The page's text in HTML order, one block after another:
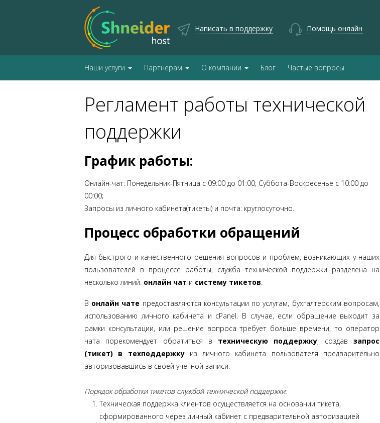
Написать в поддержку Помощь онлайн
Наши услуги Партнерам О компании Блог Частые вопросы
Регламент работы технической
поддержки
График работы:
Онлайн-чат: Понедельник-Пятница с 09:00 до 01:00; Суббота-Воскресенье с 10:00 до
00:00;
Запросы из личного кабинета(тикеты) и почта: круглосуточно.
Процесс обработки обращений
Для быстрого и качественного решения вопросов и проблем, возникающих у наших
пользователей в процессе работы, служба технической поддержки разделена на
несколько линий: онлайн чат и систему тикетов.
В онлайн чате предоставляются консультации по услугам, бухгалтерским вопросам,
использованию личного кабинета и cPanel. В случае, если обращение выходит за
рамки консультации, или решение вопроса требует больше времени, то оператор
чата порекомендует обратиться в техническую поддержку, создавзапрос
(тикет) в техподдержкуиз личного кабинета пользователя предварительно
авторизовавшись в своей учетной записи.
Порядок обработки тикетов службой технической поддержки:
Техническая поддержка клиентов осуществляется на основании тикета,
сформированного через личный кабинет с предварительной авторизацией